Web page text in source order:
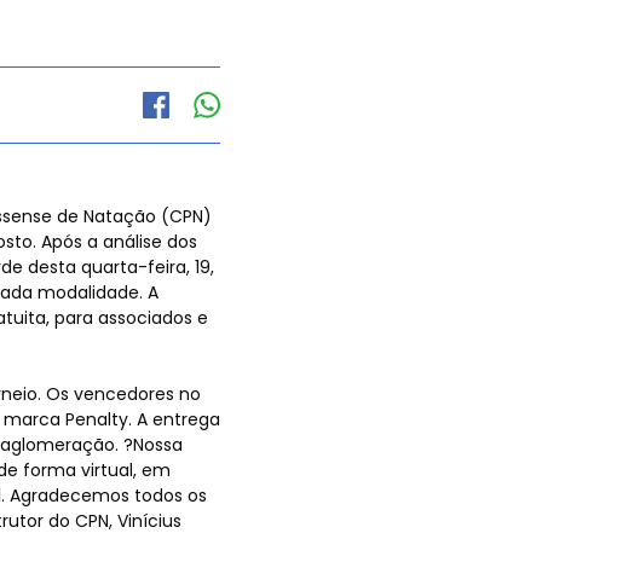
de Natação (CPN)
Após a análise dos
desta quarta-feira, 19,
modalidade. A
para associados e
Os vencedores no
Penalty. A entrega
?Nossa
forma virtual, em
Agradecemos todos os
do CPN, Vinícius